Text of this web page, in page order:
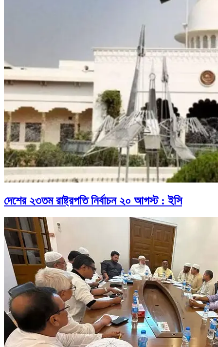
দেশের ২৩তম রাষ্ট্রপতি নির্বাচন ২০ আগস্ট : ইসি